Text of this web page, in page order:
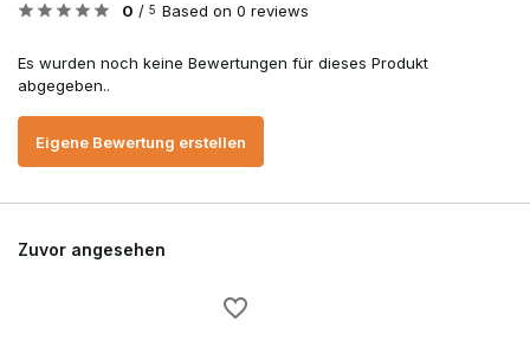
0 / 5 Based on 0 reviews
Es wurden noch keine Bewertungen für dieses Produkt
abgegeben..
Eigene Bewertung erstellen
Zuvor angesehen